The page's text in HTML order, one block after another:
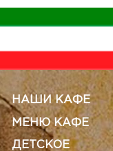
НАШИ КАФЕ
МЕНЮ КАФЕ
ДЕТСКОЕ